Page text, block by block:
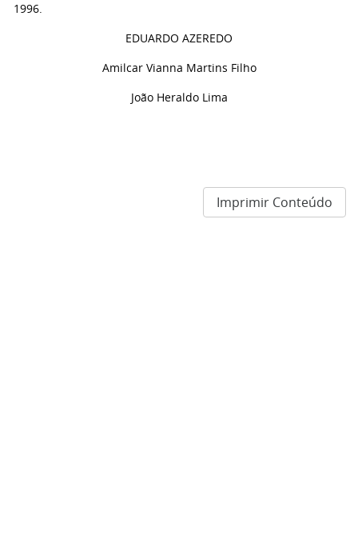
1996.
EDUARDO AZEREDO
Amilcar Vianna Martins Filho
João Heraldo Lima
Imprimir Conteúdo